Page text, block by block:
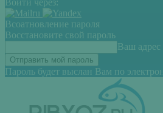
Войти через:
Всоатновление пароля
Восстановите свой пароль
Ваш адрес
Пароль будет выслан Вам по